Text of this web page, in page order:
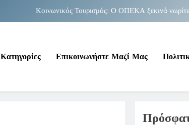
Κοινωνικός Τουρισμός: Ο ΟΠΕΚΑ ξεκινά
Νέα Κρήτη: Σαρακήνικο και η
Κοινωνικός Τουρισμός: Ο ΟΠΕΚΑ ξεκινά
Κατηγορίες Επικοινωνήστε Μαζί Μας